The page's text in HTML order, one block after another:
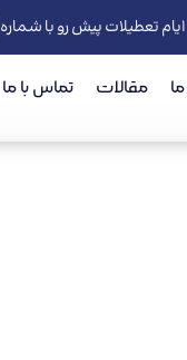
تعطیلات پیش رو با شماره
مقالات تماس با ما